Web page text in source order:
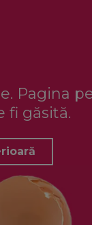
Pagina
fi găsită.